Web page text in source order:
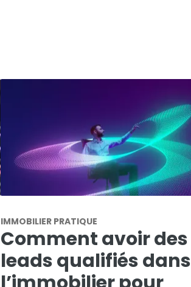
IMMOBILIER PRATIQUE
Comment avoir des
leads qualifiés dans